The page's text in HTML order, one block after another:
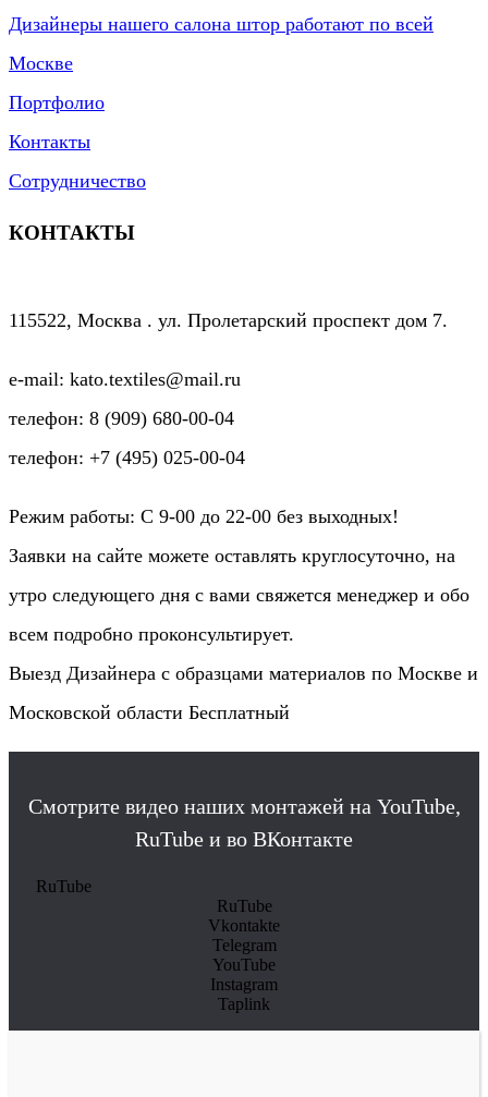
Дизайнеры нашего салона штор работают по всей
Москве
Портфолио
Контакты
Сотрудничество
КОНТАКТЫ
115522, Москва . ул. Пролетарский проспект дом 7.
e-mail: kato.textiles@mail.ru
телефон: 8 (909) 680-00-04
телефон: +7 (495) 025-00-04
Режим работы: C 9-00 до 22-00 без выходных!
Заявки на сайте можете оставлять круглосуточно, на
утро следующего дня с вами свяжется менеджер и обо
всем подробно проконсультирует.
Выезд Дизайнера с образцами материалов по Москве и
Московской области Бесплатный
Смотрите видео наших монтажей на YouTube,
RuTube и во ВКонтакте
RuTube
RuTube
Vkontakte
Telegram
YouTube
Instagram
Taplink